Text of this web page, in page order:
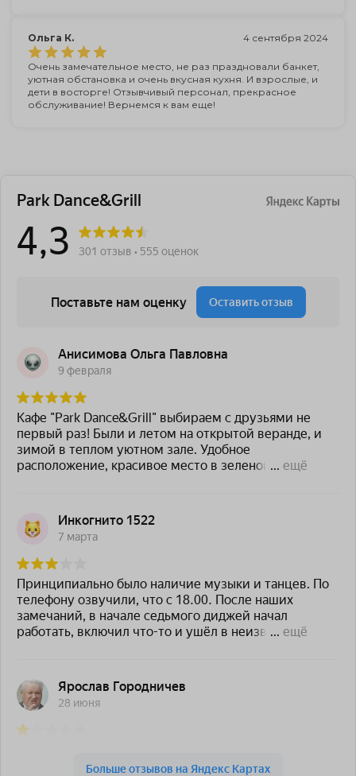
Ольга К. 4 сентября 2024
Очень замечательное место, не раз праздновали банкет,
уютная обстановка и очень вкусная кухня. И взрослые, и
дети в восторге! Отзывчивый персонал, прекрасное
обслуживание! Вернемся к вам еще!